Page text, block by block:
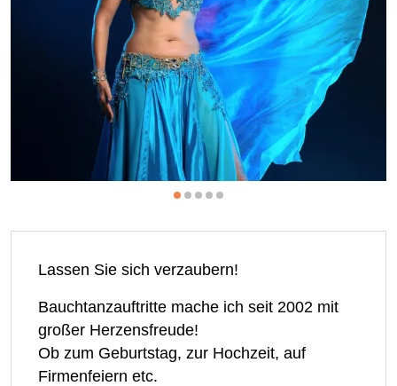
Lassen Sie sich verzaubern!
Bauchtanzauftritte mache ich seit 2002 mit
großer Herzensfreude!
Ob zum Geburtstag, zur Hochzeit, auf
Firmenfeiern etc.